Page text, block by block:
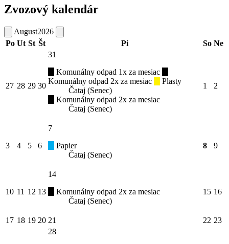
Zvozový kalendár
August2026
Po Ut St Št Pi So Ne
27 28 29 30
31
Komunálny odpad 1x za mesiac
Komunálny odpad 2x za mesiac
Plasty
Čataj (Senec)
Komunálny odpad 2x za mesiac
Čataj (Senec)
1 2
3 4 5 6
7
Papier
Čataj (Senec)
8 9
10 11 12 13
14
Komunálny odpad 2x za mesiac
Čataj (Senec)
15 16
17 18 19 20 21 22 23
28